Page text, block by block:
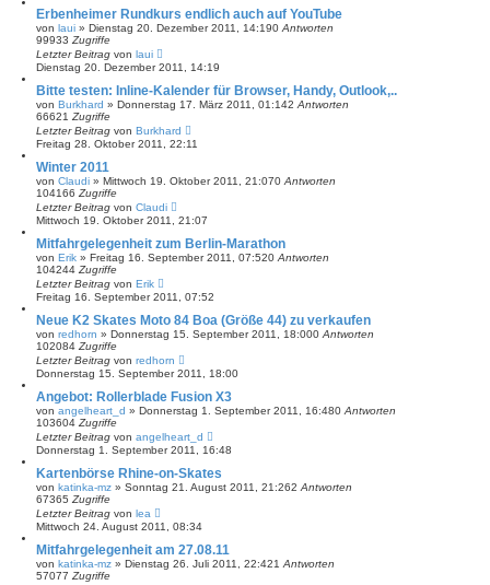
Erbenheimer Rundkurs endlich auch auf YouTube
von laui » Dienstag 20. Dezember 2011, 14:190 Antworten
99933 Zugriffe
Letzter Beitrag von laui
Dienstag 20. Dezember 2011, 14:19
Bitte testen: Inline-Kalender für Browser, Handy, Outlook,..
von Burkhard » Donnerstag 17. März 2011, 01:142 Antworten
66621 Zugriffe
Letzter Beitrag von Burkhard
Freitag 28. Oktober 2011, 22:11
Winter 2011
von Claudi » Mittwoch 19. Oktober 2011, 21:070 Antworten
104166 Zugriffe
Letzter Beitrag von Claudi
Mittwoch 19. Oktober 2011, 21:07
Mitfahrgelegenheit zum Berlin-Marathon
von Erik » Freitag 16. September 2011, 07:520 Antworten
104244 Zugriffe
Letzter Beitrag von Erik
Freitag 16. September 2011, 07:52
Neue K2 Skates Moto 84 Boa (Größe 44) zu verkaufen
von redhorn » Donnerstag 15. September 2011, 18:000 Antworten
102084 Zugriffe
Letzter Beitrag von redhorn
Donnerstag 15. September 2011, 18:00
Angebot: Rollerblade Fusion X3
von angelheart_d » Donnerstag 1. September 2011, 16:480 Antworten
103604 Zugriffe
Letzter Beitrag von angelheart_d
Donnerstag 1. September 2011, 16:48
Kartenbörse Rhine-on-Skates
von katinka-mz » Sonntag 21. August 2011, 21:262 Antworten
67365 Zugriffe
Letzter Beitrag von lea
Mittwoch 24. August 2011, 08:34
Mitfahrgelegenheit am 27.08.11
von katinka-mz » Dienstag 26. Juli 2011, 22:421 Antworten
57077 Zugriffe